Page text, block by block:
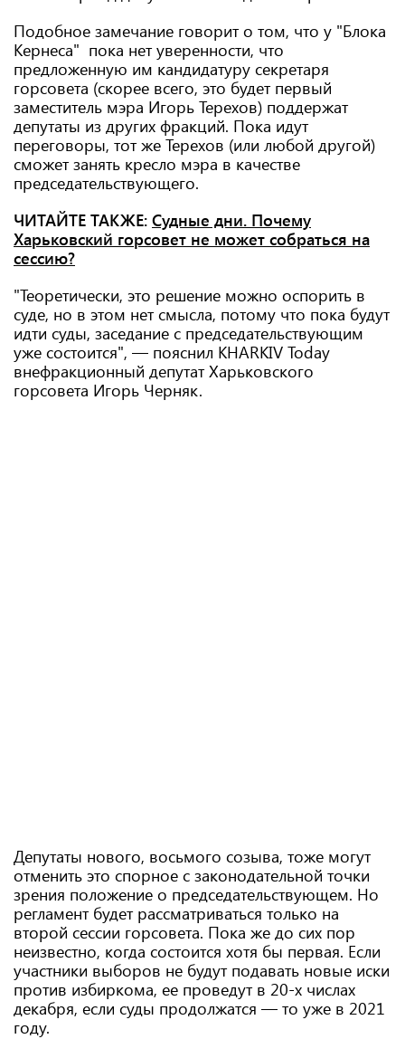
Подобное замечание говорит о том, что у "Блока
Кернеса" пока нет уверенности, что
предложенную им кандидатуру секретаря
горсовета (скорее всего, это будет первый
заместитель мэра Игорь Терехов) поддержат
депутаты из других фракций. Пока идут
переговоры, тот же Терехов (или любой другой)
сможет занять кресло мэра в качестве
председательствующего.
ЧИТАЙТЕ ТАКЖЕ: Судные дни. Почему
Харьковский горсовет не может собраться на
сессию?
"Теоретически, это решение можно оспорить в
суде, но в этом нет смысла, потому что пока будут
идти суды, заседание с председательствующим
уже состоится", — пояснил KHARKIV Today
внефракционный депутат Харьковского
горсовета Игорь Черняк.
Депутаты нового, восьмого созыва, тоже могут
отменить это спорное с законодательной точки
зрения положение о председательствующем. Но
регламент будет рассматриваться только на
второй сессии горсовета. Пока же до сих пор
неизвестно, когда состоится хотя бы первая. Если
участники выборов не будут подавать новые иски
против избиркома, ее проведут в 20-х числах
декабря, если суды продолжатся — то уже в 2021
году.